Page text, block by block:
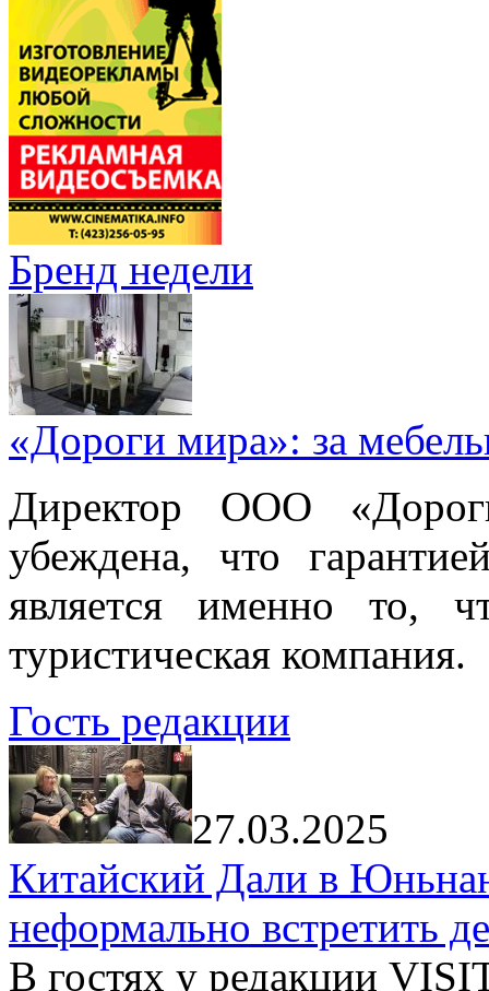
Бренд недели
«Дороги мира»: за
Директор ООО
убеждена, что
является именно то,
туристическая компания.
Гость редакции
27.03.2025
Китайский Дали в
неформально встретить
В гостях у редакции